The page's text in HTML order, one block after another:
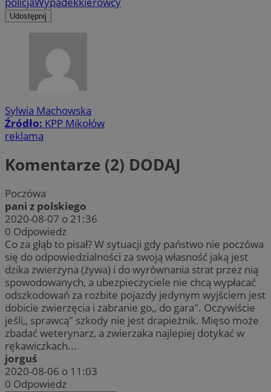
Udostępnij
Sylwia Machowska
Źródło: KPP Mikołów
reklama
Komentarze (2) DODAJ
Poczówa
pani z polskiego
2020-08-07 o 21:36
0 Odpowiedz
Co za głąb to pisał? W sytuacji gdy państwo nie poczówa
się do odpowiedzialności za swoją własność jaką jest
dzika zwierzyna (żywa) i do wyrównania strat przez nią
spowodowanych, a ubezpieczyciele nie chcą wypłacać
odszkodowań za rozbite pojazdy jedynym wyjściem jest
dobicie zwierzęcia i zabranie go,, do gara". Oczywiście
jeśli,, sprawcą" szkody nie jest drapieżnik. Mięso może
zbadać weterynarz, a zwierzaka najlepiej dotykać w
rękawiczkach...
jorguś
2020-08-06 o 11:03
0 Odpowiedz